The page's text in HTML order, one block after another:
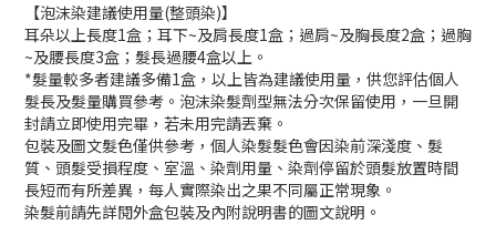
【泡沫染建議使用量(整頭染)】
耳朵以上長度1盒；耳下~及肩長度1盒；過肩~及胸長度2盒；過胸
~及腰長度3盒；髮長過腰4盒以上。
*髮量較多者建議多備1盒，以上皆為建議使用量，供您評估個人
髮長及髮量購買參考。泡沫染髮劑型無法分次保留使用，一旦開
封請立即使用完畢，若未用完請丟棄。
包裝及圖文髮色僅供參考，個人染髮髮色會因染前深淺度、髮
質、頭髮受損程度、室溫、染劑用量、染劑停留於頭髮放置時間
長短而有所差異，每人實際染出之果不同屬正常現象。
染髮前請先詳閱外盒包裝及內附說明書的圖文說明。